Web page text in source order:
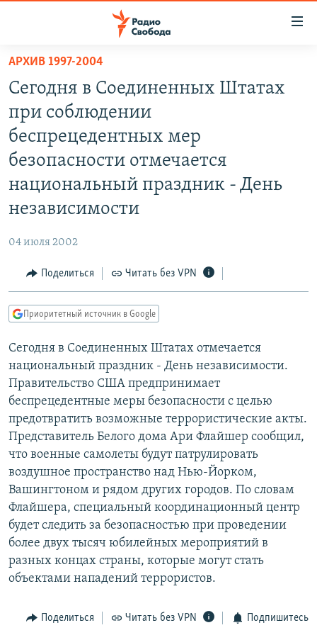
упрощенного
доступа
основному
содержанию
главной
Вернутся
поиску
ПОДКАСТЫ
АВТОРСКИЕ ПРОЕКТЫ
ЦИТАТЫ СВОБОДЫ
МНЕНИЯ
КУЛЬТУРА
СЕВЕР.РЕАЛИИ
СИБИРЬ.РЕАЛИИ
ПОДПИШИТЕСЬ НА РАССЫЛКУ
СОЦИАЛЬНЫЕ СЕТИ
Все сайты РСЕ/РС
АРХИВ 1997-2004
Сегодня в Соединенных Штатах
при соблюдении
беспрецедентных мер
безопасности отмечается
национальный праздник - День
независимости
04 июля 2002
Поделиться Читать без VPN
Приоритетный источник в Google
Сегодня в Соединенных Штатах отмечается
национальный праздник - День независимости.
Правительство США предпринимает
беспрецедентные меры безопасности с целью
предотвратить возможные террористические акты.
Представитель Белого дома Ари Флайшер сообщил,
что военные самолеты будут патрулировать
воздушное пространство над Нью-Йорком,
Вашингтоном и рядом других городов. По словам
Флайшера, специальный координационный центр
будет следить за безопасностью при проведении
более двух тысяч юбилейных мероприятий в
разных концах страны, которые могут стать
объектами нападений террористов.
Поделиться Читать без VPN Подпишитесь